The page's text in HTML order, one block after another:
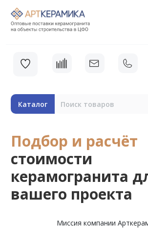
Каталог
Подбор и расчёт
стоимости
керамогранита
вашего проекта
Миссия компании